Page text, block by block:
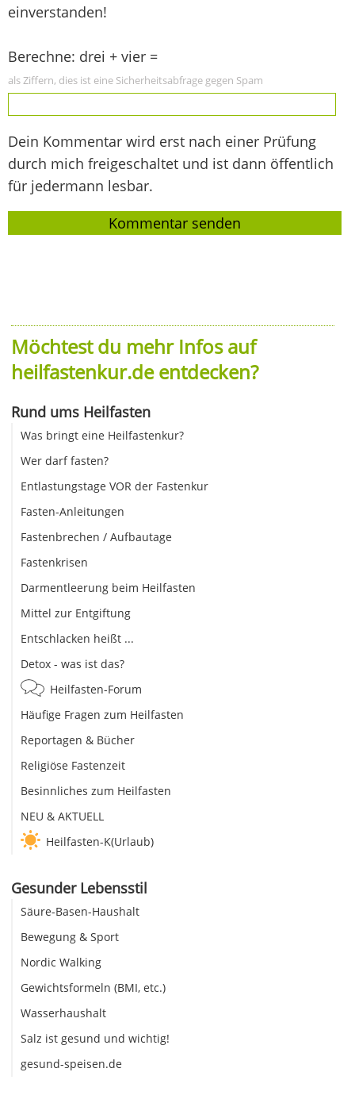
einverstanden!
Berechne: drei + vier =
als Ziffern, dies ist eine Sicherheitsabfrage gegen Spam
Dein Kommentar wird erst nach einer Prüfung
durch mich freigeschaltet und ist dann öffentlich
für jedermann lesbar.
Möchtest du mehr Infos auf
heilfastenkur.de entdecken?
Rund ums Heilfasten
Was bringt eine Heilfastenkur?
Wer darf fasten?
Entlastungstage VOR der Fastenkur
Fasten-Anleitungen
Fastenbrechen / Aufbautage
Fastenkrisen
Darmentleerung beim Heilfasten
Mittel zur Entgiftung
Entschlacken heißt ...
Detox - was ist das?
Heilfasten-Forum
Häufige Fragen zum Heilfasten
Reportagen & Bücher
Religiöse Fastenzeit
Besinnliches zum Heilfasten
NEU & AKTUELL
Heilfasten-K(Urlaub)
Gesunder Lebensstil
Säure-Basen-Haushalt
Bewegung & Sport
Nordic Walking
Gewichtsformeln (BMI, etc.)
Wasserhaushalt
Salz ist gesund und wichtig!
gesund-speisen.de